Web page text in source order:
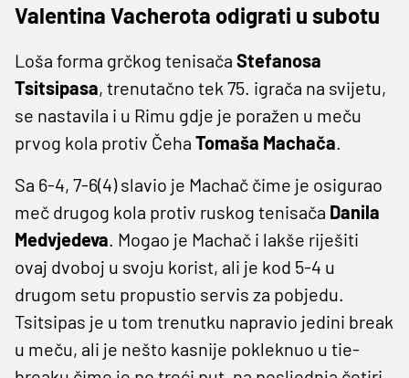
Valentina Vacherota odigrati u subotu
Loša forma grčkog tenisača Stefanosa
Tsitsipasa, trenutačno tek 75. igrača na svijetu,
se nastavila i u Rimu gdje je poražen u meču
prvog kola protiv Čeha Tomaša Machača.
Sa 6-4, 7-6(4) slavio je Machač čime je osigurao
meč drugog kola protiv ruskog tenisača Danila
Medvjedeva. Mogao je Machač i lakše riješiti
ovaj dvoboj u svoju korist, ali je kod 5-4 u
drugom setu propustio servis za pobjedu.
Tsitsipas je u tom trenutku napravio jedini break
u meču, ali je nešto kasnije pokleknuo u tie-